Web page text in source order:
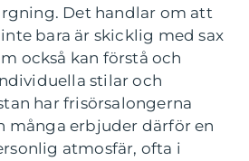
Det handlar om att
bara är skicklig med sax
också kan förstå och
stilar och
har frisörsalongerna
många erbjuder därför en
atmosfär, ofta i